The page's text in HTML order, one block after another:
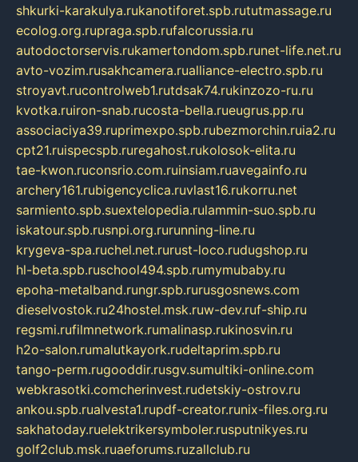
shkurki-karakulya.rukanotiforet.spb.rututmassage.ru
ecolog.org.rupraga.spb.rufalcorussia.ru
autodoctorservis.rukamertondom.spb.runet-life.net.ru
avto-vozim.rusakhcamera.rualliance-electro.spb.ru
stroyavt.rucontrolweb1.rutdsak74.rukinzozo-ru.ru
kvotka.ruiron-snab.rucosta-bella.rueugrus.pp.ru
associaciya39.ruprimexpo.spb.rubezmorchin.ruia2.ru
cpt21.ruispecspb.ruregahost.rukolosok-elita.ru
tae-kwon.ruconsrio.com.ruinsiam.ruavegainfo.ru
archery161.rubigencyclica.ruvlast16.rukorru.net
sarmiento.spb.suextelopedia.rulammin-suo.spb.ru
iskatour.spb.rusnpi.org.rurunning-line.ru
krygeva-spa.ruchel.net.rurust-loco.rudugshop.ru
hl-beta.spb.ruschool494.spb.rumymubaby.ru
epoha-metalband.rungr.spb.rurusgosnews.com
dieselvostok.ru24hostel.msk.ruw-dev.ruf-ship.ru
regsmi.rufilmnetwork.rumalinasp.rukinosvin.ru
h2o-salon.rumalutkayork.rudeltaprim.spb.ru
tango-perm.rugooddir.rusgv.sumultiki-online.com
webkrasotki.comcherinvest.rudetskiy-ostrov.ru
ankou.spb.rualvesta1.rupdf-creator.runix-files.org.ru
sakhatoday.ruelektrikersymboler.rusputnikyes.ru
golf2club.msk.ruaeforums.ruzallclub.ru